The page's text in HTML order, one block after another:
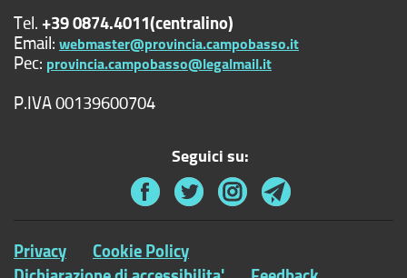
Tel.+39 0874.4011(centralino)
Email:webmaster@provincia.campobasso.it
Pec: provincia.campobasso@legalmail.it
P.IVA 00139600704
Seguici su:
Privacy Cookie Policy